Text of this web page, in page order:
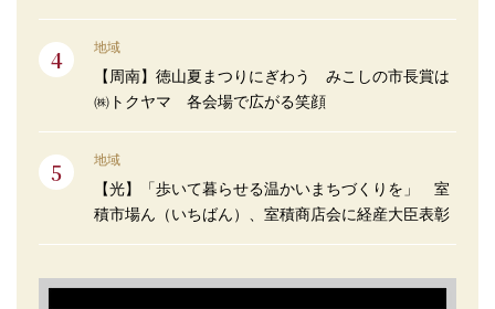
地域
【周南】徳山夏まつりにぎわう みこしの市長賞は
㈱トクヤマ 各会場で広がる笑顔
地域
【光】「歩いて暮らせる温かいまちづくりを」 室
積市場ん（いちばん）、室積商店会に経産大臣表彰